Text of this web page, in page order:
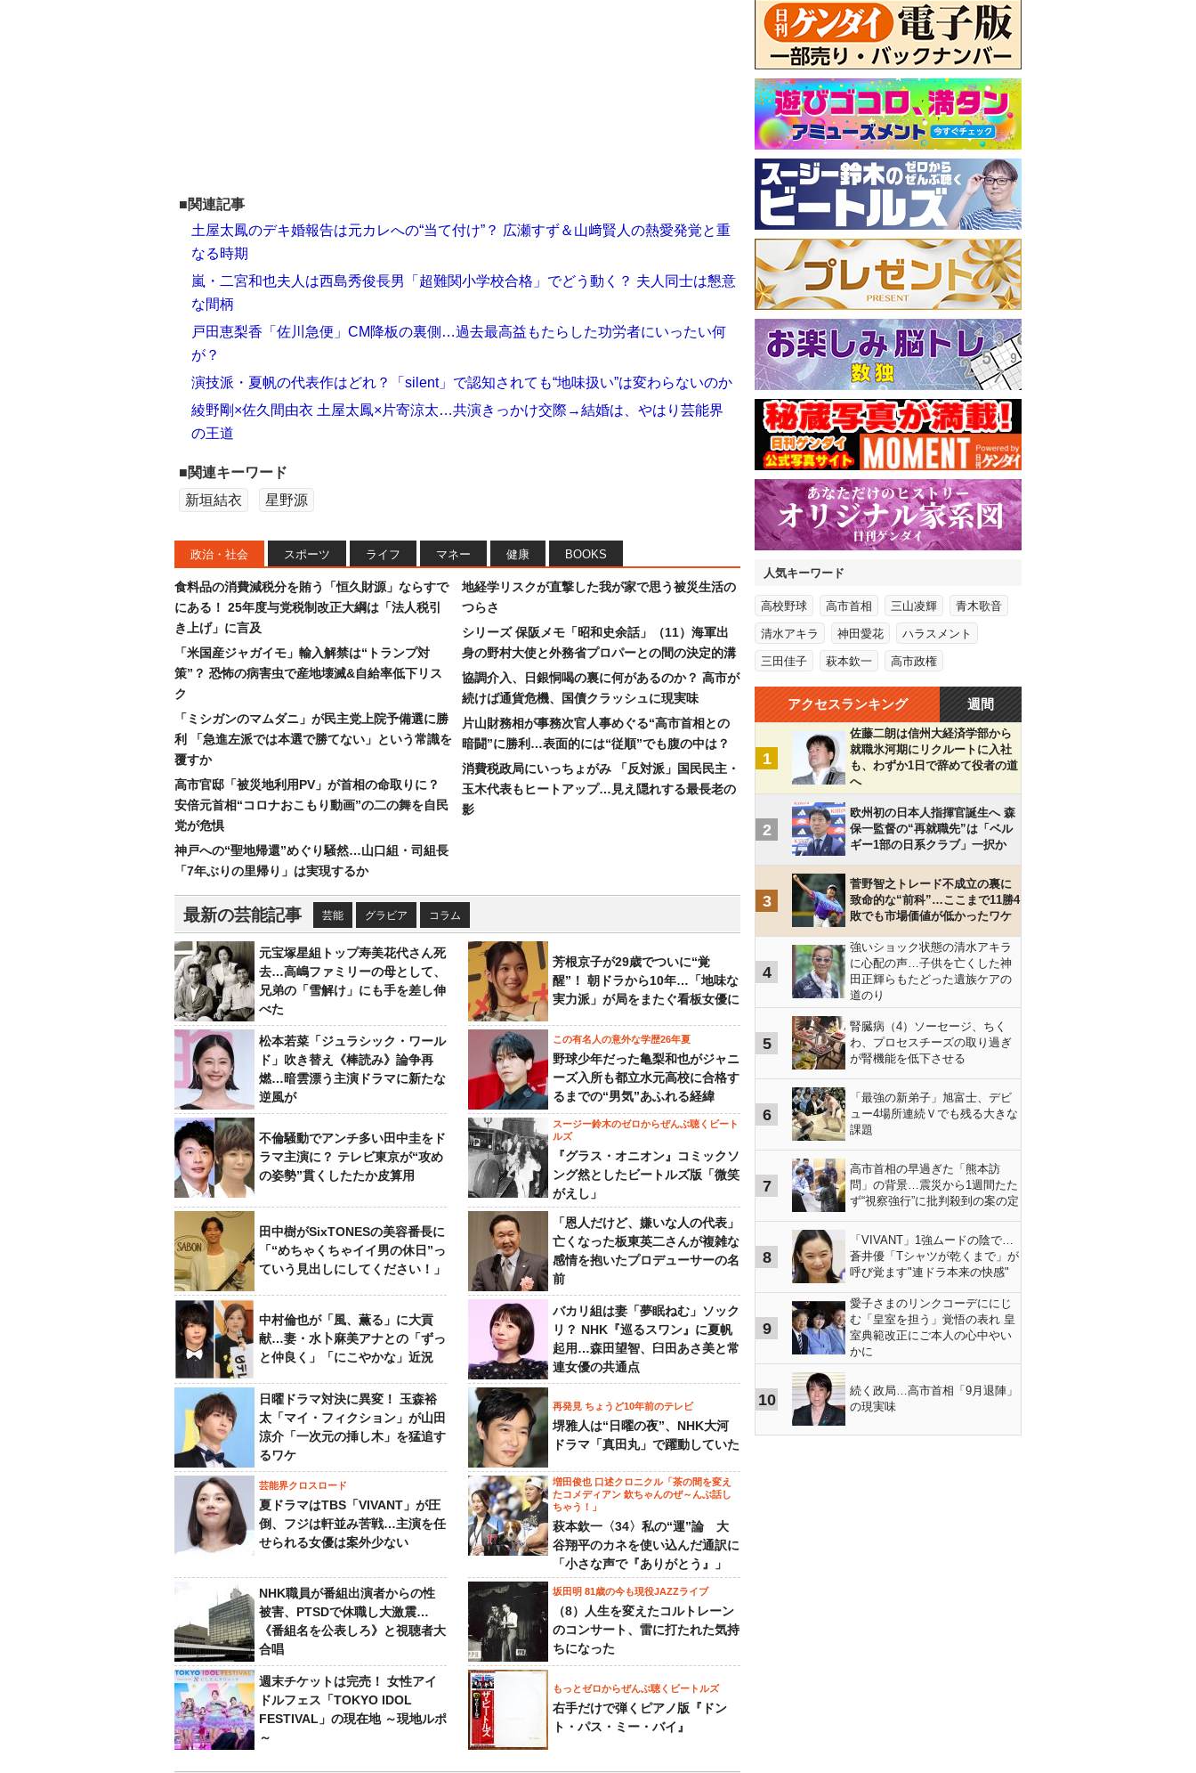
■関連記事
土屋太鳳のデキ婚報告は元カレへの“当て付け”？ 広瀬すず＆山﨑賢人の熱愛発覚と重
なる時期
嵐・二宮和也夫人は西島秀俊長男「超難関小学校合格」でどう動く？ 夫人同士は懇意
な間柄
戸田恵梨香「佐川急便」CM降板の裏側…過去最高益もたらした功労者にいったい何
が？
演技派・夏帆の代表作はどれ？「silent」で認知されても“地味扱い”は変わらないのか
綾野剛×佐久間由衣 土屋太鳳×片寄涼太…共演きっかけ交際→結婚は、やはり芸能界
の王道
■関連キーワード
新垣結衣
星野源
政治・社会 スポーツ ライフ マネー 健康 BOOKS
食料品の消費減税分を賄う「恒久財源」ならすで
にある！ 25年度与党税制改正大綱は「法人税引
き上げ」に言及
「米国産ジャガイモ」輸入解禁は“トランプ対
策”？ 恐怖の病害虫で産地壊滅&自給率低下リス
ク
「ミシガンのマムダニ」が民主党上院予備選に勝
利 「急進左派では本選で勝てない」という常識を
覆すか
高市官邸「被災地利用PV」が首相の命取りに？
安倍元首相“コロナおこもり動画”の二の舞を自民
党が危惧
神戸への“聖地帰還”めぐり騒然…山口組・司組長
「7年ぶりの里帰り」は実現するか
地経学リスクが直撃した我が家で思う被災生活の
つらさ
シリーズ 保阪メモ「昭和史余話」（11）海軍出
身の野村大使と外務省プロパーとの間の決定的溝
協調介入、日銀恫喝の裏に何があるのか？ 高市が
続けば通貨危機、国債クラッシュに現実味
片山財務相が事務次官人事めぐる“高市首相との
暗闘”に勝利…表面的には“従順”でも腹の中は？
消費税政局にいっちょがみ 「反対派」国民民主・
玉木代表もヒートアップ…見え隠れする最長老の
影
最新の芸能記事 芸能 グラビア コラム
元宝塚星組トップ寿美花代さん死
去…高嶋ファミリーの母として、
兄弟の「雪解け」にも手を差し伸
べた
芳根京子が29歳でついに“覚
醒”！ 朝ドラから10年…「地味な
実力派」が局をまたぐ看板女優に
松本若菜「ジュラシック・ワール
ド」吹き替え《棒読み》論争再
燃…暗雲漂う主演ドラマに新たな
逆風が
この有名人の意外な学歴26年夏
野球少年だった亀梨和也がジャニ
ーズ入所も都立水元高校に合格す
るまでの“男気”あふれる経緯
不倫騒動でアンチ多い田中圭をド
ラマ主演に？ テレビ東京が“攻め
の姿勢”貫くしたたか皮算用
スージー鈴木のゼロからぜんぶ聴くビート
ルズ
『グラス・オニオン』コミックソ
ング然としたビートルズ版「微笑
がえし」
田中樹がSixTONESの美容番長に
「“めちゃくちゃイイ男の休日”っ
ていう見出しにしてください！」
「恩人だけど、嫌いな人の代表」
亡くなった板東英二さんが複雑な
感情を抱いたプロデューサーの名
前
中村倫也が「風、薫る」に大貢
献…妻・水卜麻美アナとの「ずっ
と仲良く」「にこやかな」近況
バカリ組は妻「夢眠ねむ」ソック
リ？ NHK『巡るスワン』に夏帆
起用…森田望智、臼田あさ美と常
連女優の共通点
日曜ドラマ対決に異変！ 玉森裕
太「マイ・フィクション」が山田
涼介「一次元の挿し木」を猛追す
るワケ
再発見 ちょうど10年前のテレビ
堺雅人は“日曜の夜”、NHK大河
ドラマ「真田丸」で躍動していた
芸能界クロスロード
夏ドラマはTBS「VIVANT」が圧
倒、フジは軒並み苦戦…主演を任
せられる女優は案外少ない
増田俊也 口述クロニクル「茶の間を変え
たコメディアン 欽ちゃんのぜ～んぶ話し
ちゃう！」
萩本欽一〈34〉私の“運”論 大
谷翔平のカネを使い込んだ通訳に
「小さな声で『ありがとう』」
NHK職員が番組出演者からの性
被害、PTSDで休職し大激震…
《番組名を公表しろ》と視聴者大
合唱
坂田明 81歳の今も現役JAZZライブ
（8）人生を変えたコルトレーン
のコンサート、雷に打たれた気持
ちになった
週末チケットは完売！ 女性アイ
ドルフェス「TOKYO IDOL
FESTIVAL」の現在地 ～現地ルポ
～
もっとゼロからぜんぶ聴くビートルズ
右手だけで弾くピアノ版『ドン
ト・パス・ミー・バイ』
人気キーワード
高校野球 高市首相 三山凌輝 青木歌音
清水アキラ 神田愛花 ハラスメント
三田佳子 萩本欽一 高市政権
アクセスランキング 週間
1
佐藤二朗は信州大経済学部から
就職氷河期にリクルートに入社
も、わずか1日で辞めて役者の道
へ
2
欧州初の日本人指揮官誕生へ 森
保一監督の“再就職先”は「ベル
ギー1部の日系クラブ」一択か
3
菅野智之トレード不成立の裏に
致命的な“前科”…ここまで11勝4
敗でも市場価値が低かったワケ
4
強いショック状態の清水アキラ
に心配の声…子供を亡くした神
田正輝らもたどった遺族ケアの
道のり
5
腎臓病（4）ソーセージ、ちく
わ、プロセスチーズの取り過ぎ
が腎機能を低下させる
6
「最強の新弟子」旭富士、デビ
ュー4場所連続Ｖでも残る大きな
課題
7
高市首相の早過ぎた「熊本訪
問」の背景…震災から1週間たた
ず“視察強行”に批判殺到の案の定
8
「VIVANT」1強ムードの陰で…
蒼井優「Tシャツが乾くまで」が
呼び覚ます"連ドラ本来の快感"
9
愛子さまのリンクコーデににじ
む「皇室を担う」覚悟の表れ 皇
室典範改正にご本人の心中やい
かに
10
続く政局…高市首相「9月退陣」
の現実味